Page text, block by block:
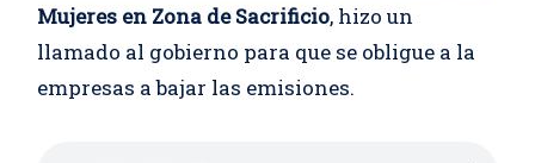
Mujeres en Zona de Sacrificio, hizo un
llamado al gobierno para que se obligue a la
empresas a bajar las emisiones.